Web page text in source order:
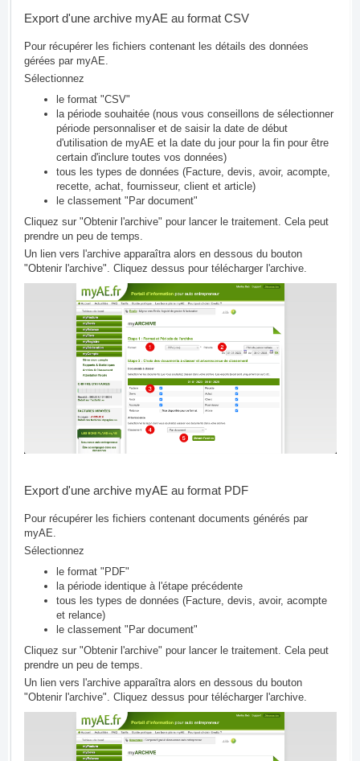
Export d'une archive myAE au format CSV
Pour récupérer les fichiers contenant les détails des données
gérées par myAE.
Sélectionnez
le format "CSV"
la période souhaitée (nous vous conseillons de sélectionner
période personnaliser et de saisir la date de début
d'utilisation de myAE et la date du jour pour la fin pour être
certain d'inclure toutes vos données)
tous les types de données (Facture, devis, avoir, acompte,
recette, achat, fournisseur, client et article)
le classement "Par document"
Cliquez sur "Obtenir l'archive" pour lancer le traitement. Cela peut
prendre un peu de temps.
Un lien vers l'archive apparaîtra alors en dessous du bouton
"Obtenir l'archive". Cliquez dessus pour télécharger l'archive.
Export d'une archive myAE au format PDF
Pour récupérer les fichiers contenant documents générés par
myAE.
Sélectionnez
le format "PDF"
la période identique à l'étape précédente
tous les types de données (Facture, devis, avoir, acompte
et relance)
le classement "Par document"
Cliquez sur "Obtenir l'archive" pour lancer le traitement. Cela peut
prendre un peu de temps.
Un lien vers l'archive apparaîtra alors en dessous du bouton
"Obtenir l'archive". Cliquez dessus pour télécharger l'archive.